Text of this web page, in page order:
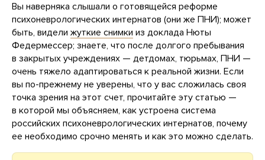
Вы наверняка слышали о готовящейся реформе
психоневрологических интернатов (они же ПНИ); может
быть, видели жуткие снимки из доклада Нюты
Федермессер; знаете, что после долгого пребывания
в закрытых учреждениях — детдомах, тюрьмах, ПНИ —
очень тяжело адаптироваться к реальной жизни. Если
вы по-прежнему не уверены, что у вас сложилась своя
точка зрения на этот счет, прочитайте эту статью —
в которой мы объясняем, как устроена система
российских психоневрологических интернатов, почему
ее необходимо срочно менять и как это можно сделать.